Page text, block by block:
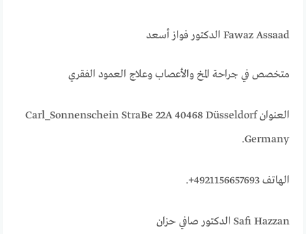
Fawaz Assaad الدكتور فواز أسعد
متخصص في جراحة المخ والأعصاب وعلاج العمود الفقري
العنوان Carl_Sonnenschein StraBe 22A 40468 Düsseldorf
Germany.
الهاتف 4921156657693+.
Safi Hazzan الدكتور صافي حزان